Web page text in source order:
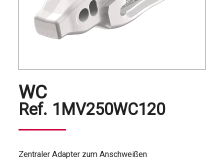
WC
Ref. 1MV250WC120
Zentraler Adapter zum Anschweißen